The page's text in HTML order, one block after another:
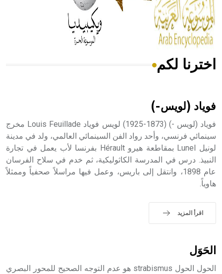
من مادة كربونات الكلسيوم، وهو أحمر أو شديد الحمرة وهو
أجود أنواعه، ويمتاز بكبر الحجم ويسمى الش
هل تعلم أن الأبسيد كلمة فرنسية اللفظ تم اعتمادها مصطلحاً
- هل تعلم أن أبجر Abgar اسم معروف جيداً يعود إلى عدد من
الملوك الذين حكموا مدينة إديسا (الرها) من أبجر الأول وحتى
التاسع، وهم ينتسبون إلى أسرة أوسروين
حيث تقتصر القيمة الصوتية للعلامة الك
اخترنا لكم
فوياد (لويس-)
فوياد (لويس -) (1873-1925) لويس فوياد Louis Feuillade مخرج
سينمائي فرنسي، وأحد رواد الفن السينمائي العالمي، ولد في مدينة
لونيل Lunel بمقاطعة هيرو Hérault بفرنسا لأب يعمل في تجارة
النبيذ. درس في المدرسة الكاثوليكية، ثم خدم في سلاح الفرسان
عام 1898، وانتقل إلى باريس، وعمل فيها مراسلاً صحفياً وممثلاً
هاوياً.
اقرأ المزيد
الحَوَل
الحول الحول strabismus هو عدم التوجه الصحيح للمحور البصري